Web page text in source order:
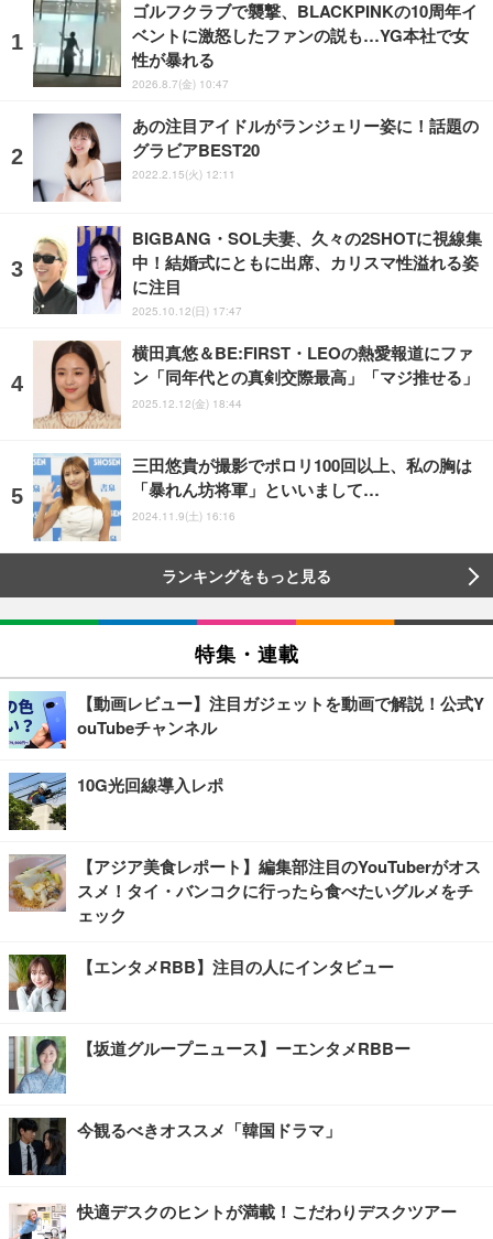
ゴルフクラブで襲撃、BLACKPINKの10周年イ
ベントに激怒したファンの説も…YG本社で女
性が暴れる
2026.8.7(金) 10:47
あの注目アイドルがランジェリー姿に！話題の
グラビアBEST20
2022.2.15(火) 12:11
BIGBANG・SOL夫妻、久々の2SHOTに視線集
中！結婚式にともに出席、カリスマ性溢れる姿
に注目
2025.10.12(日) 17:47
横田真悠＆BE:FIRST・LEOの熱愛報道にファ
ン「同年代との真剣交際最高」「マジ推せる」
2025.12.12(金) 18:44
三田悠貴が撮影でポロリ100回以上、私の胸は
「暴れん坊将軍」といいまして…
2024.11.9(土) 16:16
ランキングをもっと見る
特集・連載
【動画レビュー】注目ガジェットを動画で解説！公式Y
ouTubeチャンネル
10G光回線導入レポ
【アジア美食レポート】編集部注目のYouTuberがオス
スメ！タイ・バンコクに行ったら食べたいグルメをチ
ェック
【エンタメRBB】注目の人にインタビュー
【坂道グループニュース】ーエンタメRBBー
今観るべきオススメ「韓国ドラマ」
快適デスクのヒントが満載！こだわりデスクツアー